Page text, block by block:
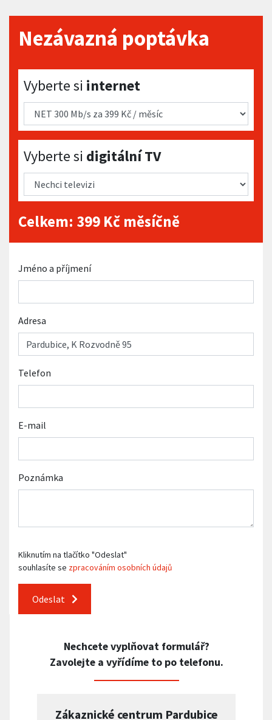
Nezávazná poptávka
Vyberte si internet
Vyberte si internet
Vyberte si digitální TV
Vyberte si digitální TV
Celkem: 399 Kč měsíčně
Jméno a příjmení
Adresa
Telefon
E-mail
Poznámka
Kliknutím na tlačítko "Odeslat"
souhlasíte se zpracováním osobních údajů
Odeslat
Nechcete vyplňovat formulář?
Zavolejte a vyřídíme to po telefonu.
Zákaznické centrum Pardubice